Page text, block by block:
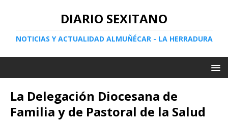
DIARIO SEXITANO
NOTICIAS Y ACTUALIDAD ALMUÑÉCAR - LA HERRADURA
La Delegación Diocesana de
Familia y de Pastoral de la Salud